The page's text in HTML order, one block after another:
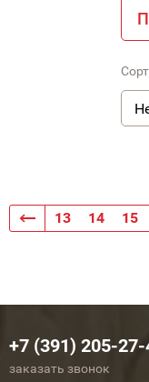
13 14 15
+7 (391) 205-
заказать звонок